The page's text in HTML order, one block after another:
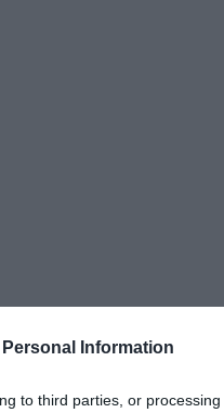
Information
to third parties, or